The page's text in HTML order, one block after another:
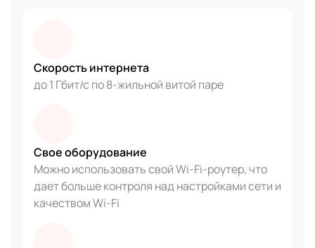
Скорость интернета
до 1 Гбит/с по 8-жильной витой паре
Свое оборудование
Можно использовать свой Wi-Fi-роутер, что
дает больше контроля над настройками сети и
качеством Wi-Fi